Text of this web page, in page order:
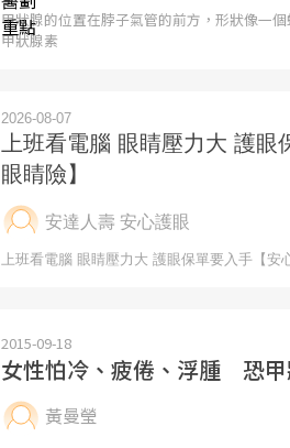
甲狀腺的位置在脖子氣管的前方，形狀像一
甲狀腺素
2015-09-18
女性怕冷、疲倦、浮腫 恐
黃曼瑩